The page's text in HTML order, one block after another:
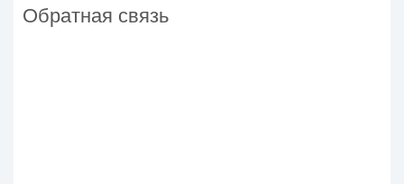
Обратная связь